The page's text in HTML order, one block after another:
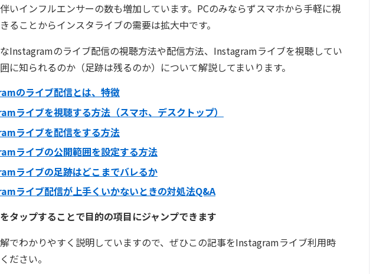
いインフルエンサーの数も増加しています。PCのみならずスマホから手軽に視
ることからインスタライブの需要は拡大中です。
Instagramのライブ配信の視聴方法や配信方法、Instagramライブを視聴してい
に知られるのか（足跡は残るのか）について解説してまいります。
のライブ配信とは、特徴
ライブを視聴する方法（スマホ、デスクトップ）
ライブを配信をする方法
ライブの公開範囲を設定する方法
ライブの足跡はどこまでバレるか
ライブ配信が上手くいかないときの対処法Q&A
タップすることで目的の項目にジャンプできます
でわかりやすく説明していますので、ぜひこの記事をInstagramライブ利用時
ださい。